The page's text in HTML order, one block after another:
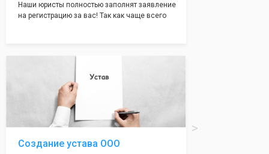
Наши юристы полностью заполнят заявление
на регистрацию за вас! Так как чаще всего
большая часть отказов - наши юристы с
оформление самого сложного документа на
себя! Многолетний опыт работы наших
юристов позволяет оформлять заявление без
ошибок, тем самым гарантируя вам
успешную регистрацию в налоговой
Создание устава ООО